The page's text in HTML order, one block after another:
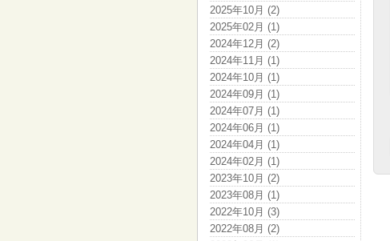
2025年10月 (2)
2025年02月 (1)
2024年12月 (2)
2024年11月 (1)
2024年10月 (1)
2024年09月 (1)
2024年07月 (1)
2024年06月 (1)
2024年04月 (1)
2024年02月 (1)
2023年10月 (2)
2023年08月 (1)
2022年10月 (3)
2022年08月 (2)